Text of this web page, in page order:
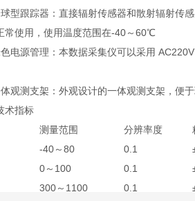
跟踪器：直接辐射传感器和散射辐射传感
常使用，使用温度范围在-40～60℃
源管理：本数据采集仪可以采用 AC220V
测支架：外观设计的一体观测支架，便于
指标
测量范围 分辨率度
-40～80 0.1
0～100 0.1
300～1100 0.1